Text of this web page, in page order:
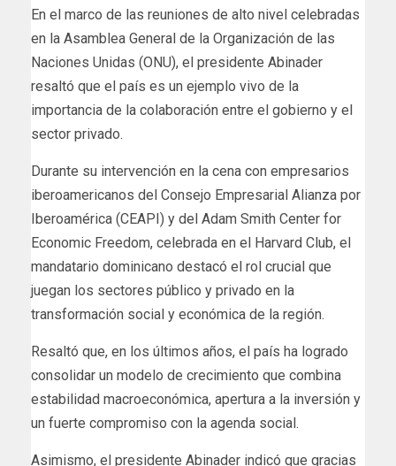
En el marco de las reuniones de alto nivel celebradas
en la Asamblea General de la Organización de las
Naciones Unidas (ONU), el presidente Abinader
resaltó que el país es un ejemplo vivo de la
importancia de la colaboración entre el gobierno y el
sector privado.
Durante su intervención en la cena con empresarios
iberoamericanos del Consejo Empresarial Alianza por
Iberoamérica (CEAPI) y del Adam Smith Center for
Economic Freedom, celebrada en el Harvard Club, el
mandatario dominicano destacó el rol crucial que
juegan los sectores público y privado en la
transformación social y económica de la región.
Resaltó que, en los últimos años, el país ha logrado
consolidar un modelo de crecimiento que combina
estabilidad macroeconómica, apertura a la inversión y
un fuerte compromiso con la agenda social.
Asimismo, el presidente Abinader indicó que gracias